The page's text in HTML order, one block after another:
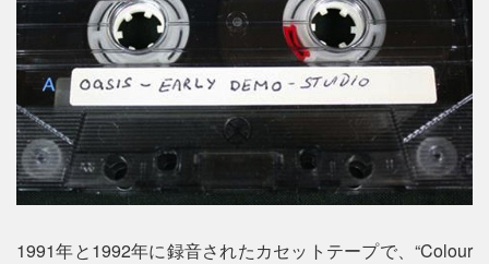
1991年と1992年に録音されたカセットテープで、“Colour